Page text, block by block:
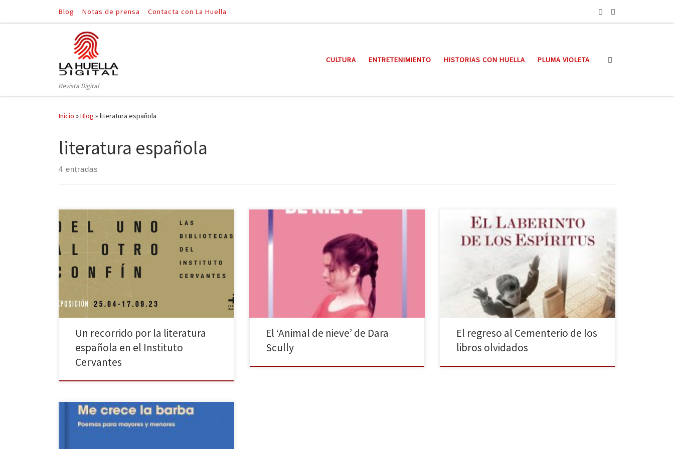
Saltar al contenido
Blog Notas de prensa Contacta con La Huella
Revista Digital
CULTURA ENTRETENIMIENTO HISTORIAS CON HUELLA PLUMA VIOLETA
Inicio »Blog »literatura española
literatura española
4 entradas
Reseña de la exposición de literatura española en el
Instituto Cervantes de Madrid
Un recorrido por la literatura
española en el Instituto
Cervantes
La escritora y fotógrafa Dara Scully publicó
recientemente su segunda novela: Animal de nieve.
Forma parte de la colección publicada por Caballo de
Troya, cuya edición corre a cargo este año de Antonio
J. Rodríguez y Luna Miguel. Su primera obra, Tenían la
belleza del salvaje, publicada por Harpo, vio […]
El ‘Animal de nieve’ de Dara
Scully
Carlos Ruíz Zafón cierra su tetralogía con El laberinto
de los espíritus y finaliza una saga que ha conquistado
a millones de lectores desde que en 2001 se
publicara La sombra del viento. Si bien es cierto que
el tercer volumen, El prisionero del cielo, nos dejó
algo desencantados, afortunadamente […]
El regreso al Cementerio de los
libros olvidados
Gloria Fuertes nació en Lavapiés, un barrio humilde